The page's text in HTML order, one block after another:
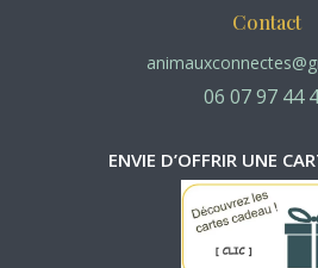
Contact
06 07 97 44
ENVIE D’OFFRIR UNE